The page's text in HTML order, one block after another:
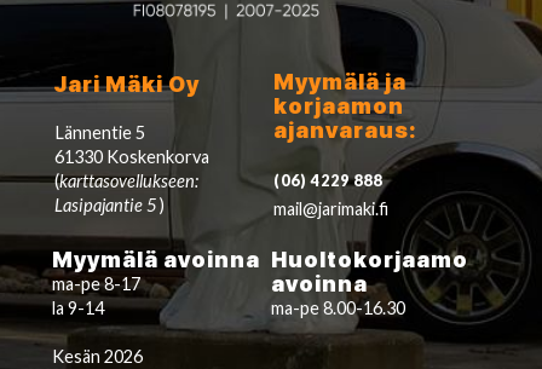
Jari Mäki Oy
Lännentie 5
61330 Koskenkorva
(karttasovellukseen:
Lasipajantie 5)
Myymälä ja
korjaamon
ajanvaraus:
(06) 4229 888
mail@jarimaki.fi
Myymälä avoinna
ma-pe 8-17
la 9-14
Kesän 2026
Huoltokorjaamo
avoinna
ma-pe 8.00-16.30